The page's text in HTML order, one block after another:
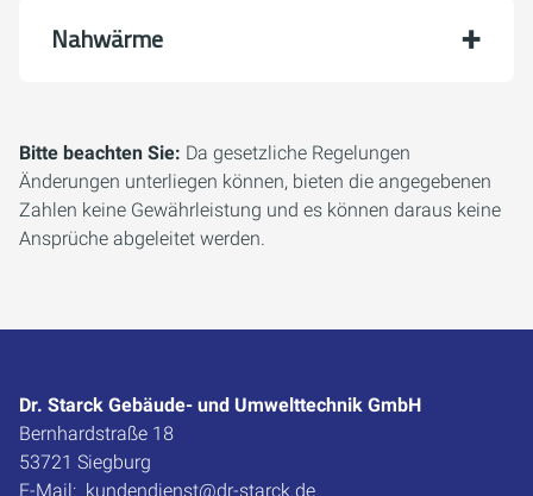
Nahwärme
Bitte beachten Sie: Da gesetzliche Regelungen
Änderungen unterliegen können, bieten die angegebenen
Zahlen keine Gewährleistung und es können daraus keine
Ansprüche abgeleitet werden.
Dr. Starck Gebäude- und Umwelttechnik GmbH
Bernhardstraße 18
53721 Siegburg
E-Mail: kundendienst@dr-starck.de